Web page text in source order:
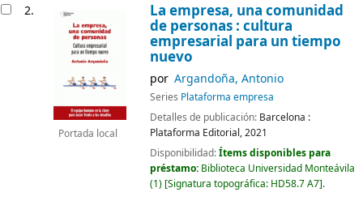
2.
Portada local
La empresa, una comunidad
de personas : cultura
empresarial para un tiempo
nuevo
por Argandoña, Antonio
Series Plataforma empresa
Detalles de publicación: Barcelona :
Plataforma Editorial,2021
Disponibilidad:Ítems disponibles para
préstamo: Biblioteca Universidad Monteávila
(1) Signatura topográfica: HD58.7 A7 .